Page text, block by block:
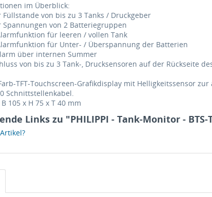
im Überblick:
Füllstande von bis zu 3 Tanks / Druckgeber
Spannungen von 2 Batteriegruppen
für leeren / vollen Tank
für Unter- / Überspannung der Batterien
über internen Summer
von bis zu 3 Tank-, Drucksensoren auf der Rückseite
TFT-Touchscreen-Grafikdisplay mit Helligkeitssensor
Schnittstellenkabel.
105 x H 75 x T 40 mm
Links zu "PHILIPPI - Tank-Monitor - BTS-